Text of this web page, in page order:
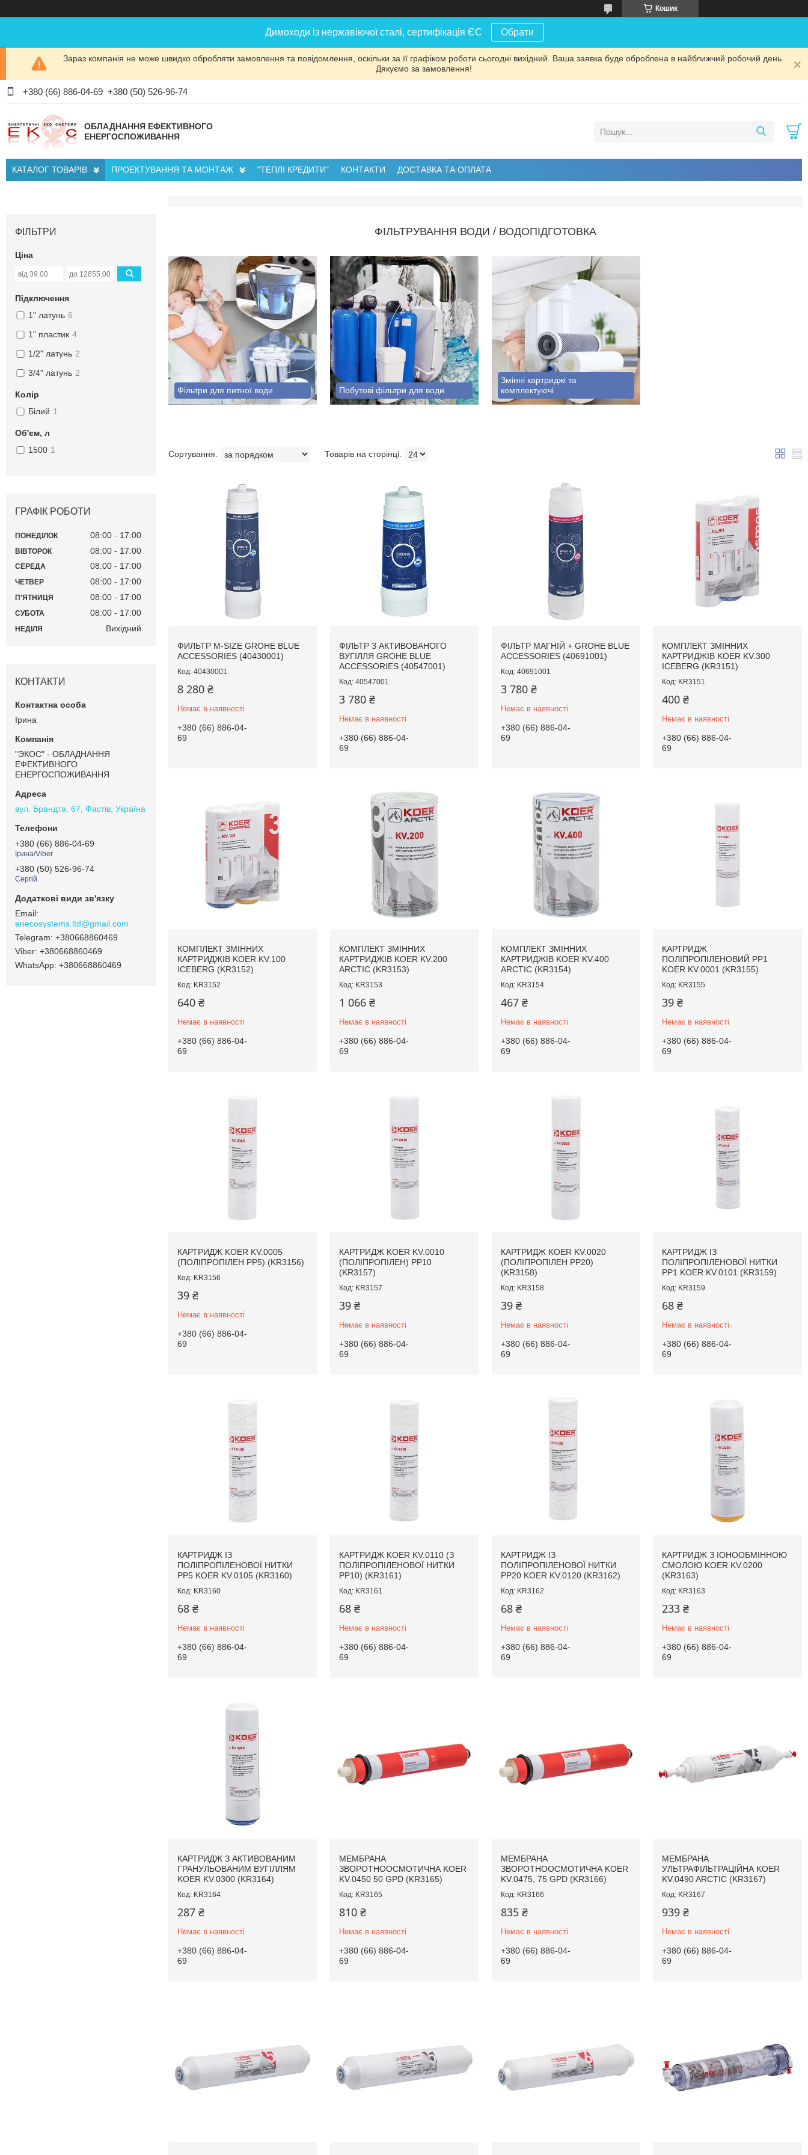
Кошик
Димоходи із нержавіючої сталі, сертифікація ЄС Обрати
Зараз компанія не може швидко обробляти замовлення та повідомлення, оскільки за її графіком роботи сьогодні вихідний. Ваша заявка буде оброблена в найближчий робочий день.
Дякуємо за замовлення!
+380 (66) 886-04-69 +380 (50) 526-96-74
ОБЛАДНАННЯ ЕФЕКТИВНОГО
ЕНЕРГОСПОЖИВАННЯ
КАТАЛОГ ТОВАРІВ ПРОЕКТУВАННЯ ТА МОНТАЖ "ТЕПЛІ КРЕДИТИ" КОНТАКТИ ДОСТАВКА ТА ОПЛАТА
ФІЛЬТРУВАННЯ ВОДИ / ВОДОПІДГОТОВКА
Фільтри для питної води Побутові фільтри для води
Змінні картриджі та
комплектуючі
ФИЛЬТР M-SIZE GROHE BLUE
ACCESSORIES (40430001)
40430001
8 280 ₴
Немає в наявності
+380 (66) 886-04-
69
ФІЛЬТР З АКТИВОВАНОГО
ВУГІЛЛЯ GROHE BLUE
ACCESSORIES (40547001)
40547001
3 780 ₴
Немає в наявності
+380 (66) 886-04-
69
ФІЛЬТР МАГНІЙ + GROHE BLUE
ACCESSORIES (40691001)
40691001
3 780 ₴
Немає в наявності
+380 (66) 886-04-
69
КОМПЛЕКТ ЗМІННИХ
КАРТРИДЖІВ KOER KV.300
ICEBERG (KR3151)
KR3151
400 ₴
Немає в наявності
+380 (66) 886-04-
69
КОМПЛЕКТ ЗМІННИХ
КАРТРИДЖІВ KOER KV.100
ICEBERG (KR3152)
KR3152
640 ₴
Немає в наявності
+380 (66) 886-04-
69
КОМПЛЕКТ ЗМІННИХ
КАРТРИДЖІВ KOER KV.200
ARCTIC (KR3153)
KR3153
1 066 ₴
Немає в наявності
+380 (66) 886-04-
69
КОМПЛЕКТ ЗМІННИХ
КАРТРИДЖІВ KOER KV.400
ARCTIC (KR3154)
KR3154
467 ₴
Немає в наявності
+380 (66) 886-04-
69
КАРТРИДЖ
ПОЛІПРОПІЛЕНОВИЙ PP1
KOER KV.0001 (KR3155)
KR3155
39 ₴
Немає в наявності
+380 (66) 886-04-
69
КАРТРИДЖ KOER KV.0005
(ПОЛІПРОПІЛЕН PP5) (KR3156)
KR3156
39 ₴
Немає в наявності
+380 (66) 886-04-
69
КАРТРИДЖ KOER KV.0010
(ПОЛІПРОПІЛЕН) PP10
(KR3157)
KR3157
39 ₴
Немає в наявності
+380 (66) 886-04-
69
КАРТРИДЖ KOER KV.0020
(ПОЛІПРОПІЛЕН PP20)
(KR3158)
KR3158
39 ₴
Немає в наявності
+380 (66) 886-04-
69
КАРТРИДЖ ІЗ
ПОЛІПРОПІЛЕНОВОЇ НИТКИ
PP1 KOER KV.0101 (KR3159)
KR3159
68 ₴
Немає в наявності
+380 (66) 886-04-
69
КАРТРИДЖ ІЗ
ПОЛІПРОПІЛЕНОВОЇ НИТКИ
PP5 KOER KV.0105 (KR3160)
KR3160
68 ₴
Немає в наявності
+380 (66) 886-04-
69
КАРТРИДЖ KOER KV.0110 (З
ПОЛІПРОПІЛЕНОВОЇ НИТКИ
PP10) (KR3161)
KR3161
68 ₴
Немає в наявності
+380 (66) 886-04-
69
КАРТРИДЖ ІЗ
ПОЛІПРОПІЛЕНОВОЇ НИТКИ
PP20 KOER KV.0120 (KR3162)
KR3162
68 ₴
Немає в наявності
+380 (66) 886-04-
69
КАРТРИДЖ З ІОНООБМІННОЮ
СМОЛОЮ KOER KV.0200
(KR3163)
KR3163
233 ₴
Немає в наявності
+380 (66) 886-04-
69
КАРТРИДЖ З АКТИВОВАНИМ
ГРАНУЛЬОВАНИМ ВУГІЛЛЯМ
KOER KV.0300 (KR3164)
KR3164
287 ₴
Немає в наявності
+380 (66) 886-04-
69
МЕМБРАНА
ЗВОРОТНООСМОТИЧНА KOER
KV.0450 50 GPD (KR3165)
KR3165
810 ₴
Немає в наявності
+380 (66) 886-04-
69
МЕМБРАНА
ЗВОРОТНООСМОТИЧНА KOER
KV.0475, 75 GPD (KR3166)
KR3166
835 ₴
Немає в наявності
+380 (66) 886-04-
69
МЕМБРАНА
УЛЬТРАФІЛЬТРАЦІЙНА KOER
KV.0490 ARCTIC (KR3167)
KR3167
939 ₴
Немає в наявності
+380 (66) 886-04-
69
ФІЛЬТРИ
Ціна
Підключення
1" латунь 6
1" пластик 4
1/2" латунь 2
3/4" латунь 2
Колір
Білий 1
Об'єм, л
1500 1
ГРАФІК РОБОТИ
ПОНЕДІЛОК 08:00 17:00
ВІВТОРОК 08:00 17:00
СЕРЕДА 08:00 17:00
ЧЕТВЕР 08:00 17:00
ПʼЯТНИЦЯ 08:00 17:00
СУБОТА 08:00 17:00
НЕДІЛЯ Вихідний
КОНТАКТИ
Ірина
"ЭКОС" - ОБЛАДНАННЯ
ЕФЕКТИВНОГО
ЕНЕРГОСПОЖИВАННЯ
вул. Брандта, 67, Фастів, Україна
+380 (66) 886-04-69
Ірина/Viber
+380 (50) 526-96-74
Сергій
enecosystems.ltd@gmail.com
+380668860469
+380668860469
+380668860469